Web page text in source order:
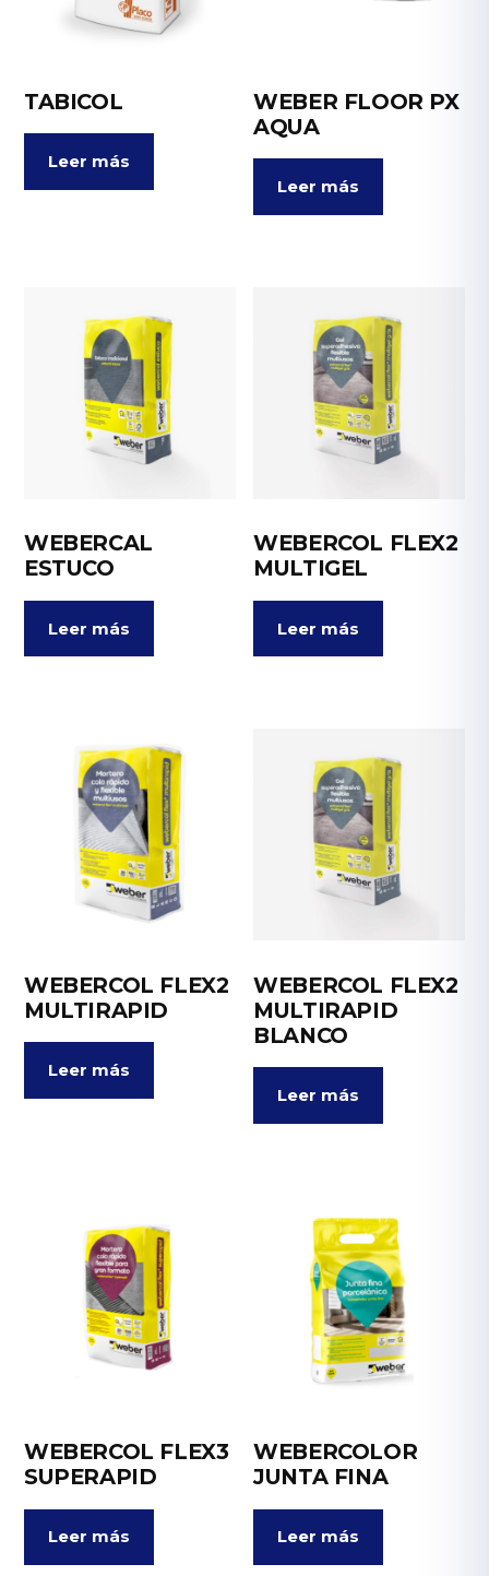
TABICOL
Leer más
WEBER FLOOR PX
AQUA
Leer más
WEBERCAL
ESTUCO
Leer más
WEBERCOL FLEX2
MULTIGEL
Leer más
WEBERCOL FLEX2
MULTIRAPID
Leer más
WEBERCOL FLEX2
MULTIRAPID
BLANCO
Leer más
WEBERCOL FLEX3
SUPERAPID
Leer más
WEBERCOLOR
JUNTA FINA
Leer más